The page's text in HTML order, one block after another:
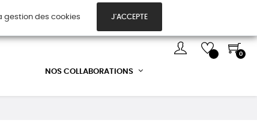
CADEAUX
NOS COLLABORATIONS
0
gestion des cookies J'ACCEPTE